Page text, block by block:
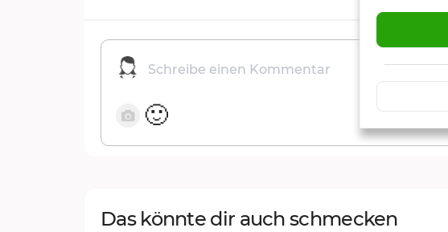
🙂
Das könnte dir auch schmecken